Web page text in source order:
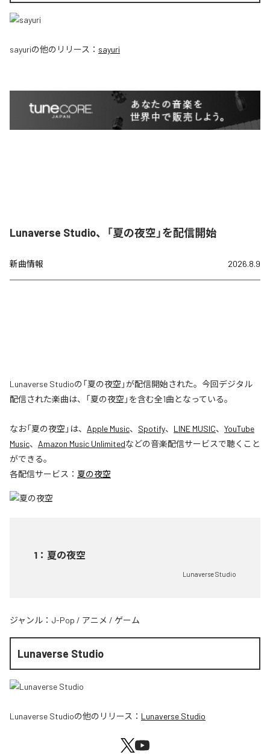
sayuriの他のリリース： sayuri
Lunaverse Studio、「夏の夜空」を配信開始
新曲情報 2026.8.9
Lunaverse Studioの「夏の夜空」が配信開始された。今回デジタル
配信された楽曲は、「夏の夜空」を含む全1曲となっている。
なお「夏の夜空 」は、 Apple Music、 Spotify、 LINE MUSIC、 YouTube
Music、 Amazon Music Unlimitedなどの音楽配信サービスで聴くこと
ができる。
各配信サービス： 夏の夜空
1 ： 夏の夜空
Lunaverse Studio
ジャンル： J-Pop / アニメ / ゲーム
Lunaverse Studio
Lunaverse Studioの他のリリース： Lunaverse Studio